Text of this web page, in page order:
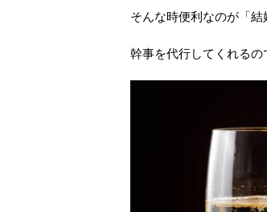
そんな時便利なのが「結
幹事を代行してくれるの